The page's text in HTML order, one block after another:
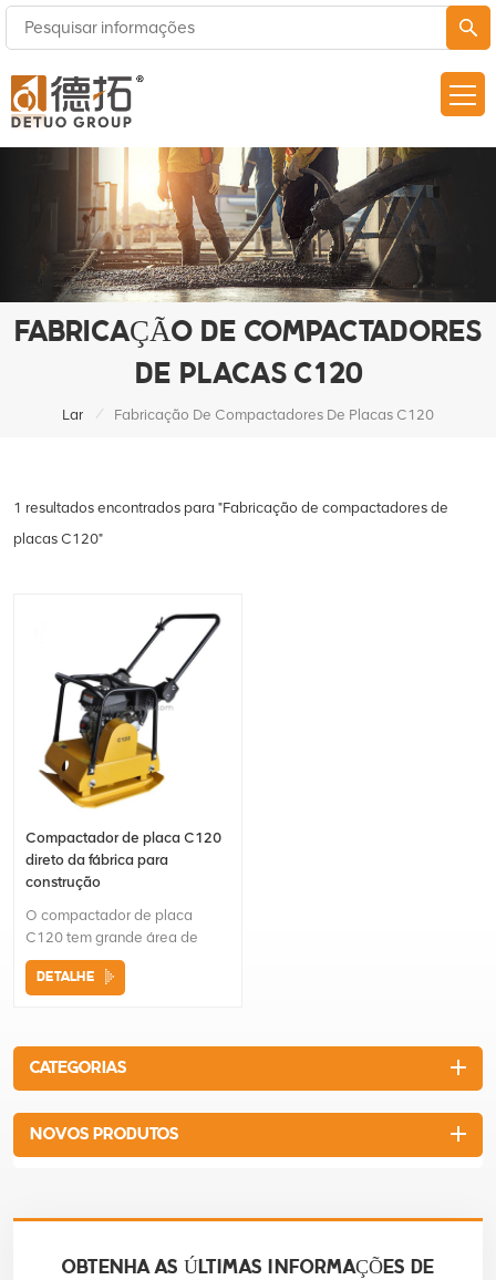
FABRICAÇÃO DE COMPACTADORES
DE PLACAS C120
Lar / Fabricação De Compactadores De Placas C120
1 resultados encontrados para "Fabricação de compactadores de
placas C120"
Compactador de placa C120
direto da fábrica para
construção
O compactador de placa
C120 tem grande área de
compactaçãoAdequado para
projetos municipais como
confiável durante o trabalho
de compactação
DETALHE
CATEGORIAS
NOVOS PRODUTOS
OBTENHA AS ÚLTIMAS INFORMAÇÕES DE